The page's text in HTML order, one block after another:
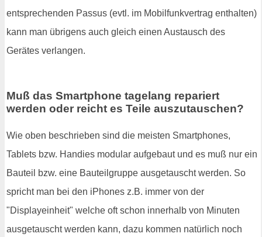
entsprechenden Passus (evtl. im Mobilfunkvertrag enthalten)
kann man übrigens auch gleich einen Austausch des
Gerätes verlangen.
Muß das Smartphone tagelang repariert
werden oder reicht es Teile auszutauschen?
Wie oben beschrieben sind die meisten Smartphones,
Tablets bzw. Handies modular aufgebaut und es muß nur ein
Bauteil bzw. eine Bauteilgruppe ausgetauscht werden. So
spricht man bei den iPhones z.B. immer von der
"Displayeinheit" welche oft schon innerhalb von Minuten
ausgetauscht werden kann, dazu kommen natürlich noch